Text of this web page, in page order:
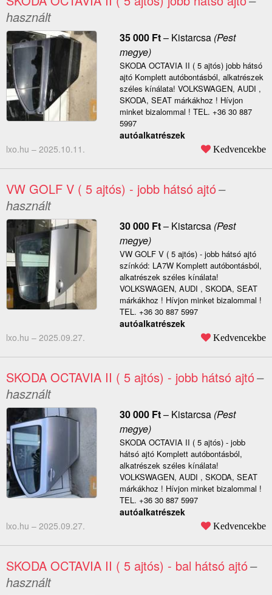
használt
35 000 Ft– Kistarcsa(Pest
megye)
SKODA OCTAVIA II ( 5 ajtós) jobb hátsó
ajtó Komplett autóbontásból, alkatrészek
széles kínálata! VOLKSWAGEN, AUDI ,
SKODA, SEAT márkákhoz ! Hívjon
minket bizalommal ! TEL. +36 30 887
5997
autóalkatrészek
lxo.hu – 2025.10.11. Kedvencekbe
VW GOLF V ( 5 ajtós) - jobb hátsó ajtó–
használt
30 000 Ft– Kistarcsa(Pest
megye)
VW GOLF V ( 5 ajtós) - jobb hátsó ajtó
színkód: LA7W Komplett autóbontásból,
alkatrészek széles kínálata!
VOLKSWAGEN, AUDI , SKODA, SEAT
márkákhoz ! Hívjon minket bizalommal !
TEL. +36 30 887 5997
autóalkatrészek
lxo.hu – 2025.09.27. Kedvencekbe
SKODA OCTAVIA II ( 5 ajtós) - jobb hátsó ajtó–
használt
30 000 Ft– Kistarcsa(Pest
megye)
SKODA OCTAVIA II ( 5 ajtós) - jobb
hátsó ajtó Komplett autóbontásból,
alkatrészek széles kínálata!
VOLKSWAGEN, AUDI , SKODA, SEAT
márkákhoz ! Hívjon minket bizalommal !
TEL. +36 30 887 5997
autóalkatrészek
lxo.hu – 2025.09.27. Kedvencekbe
SKODA OCTAVIA II ( 5 ajtós) - bal hátsó ajtó–
használt